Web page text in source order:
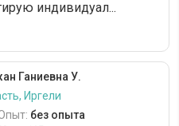
индивидуал...
Ганиевна У.
Иргели
без опыта